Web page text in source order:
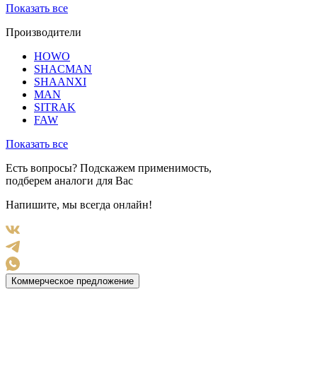
Показать все
Производители
HOWO
SHACMAN
SHAANXI
MAN
SITRAK
FAW
Показать все
Есть вопросы? Подскажем применимость,
подберем аналоги для Вас
Напишите, мы всегда онлайн!
Коммерческое предложение